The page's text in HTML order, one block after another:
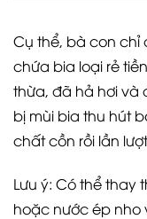
Cụ thể, bà con
chứa bia loại rẻ
thừa, đã hả hơi và
bị mùi bia thu hút
chất cồn rồi lần
Lưu ý: Có thể thay
hoặc nước ép nho